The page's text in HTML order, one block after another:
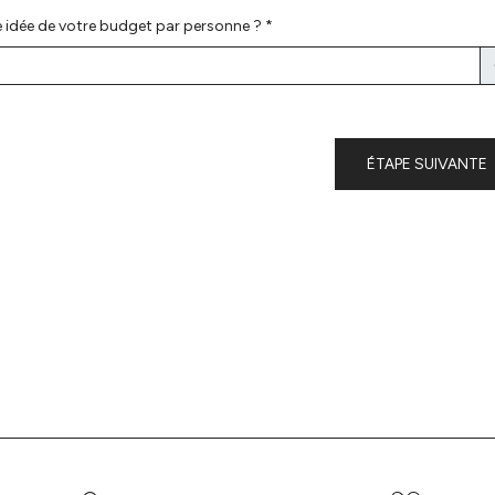
idée de votre budget par personne ? *
ÉTAPE SUIVANTE